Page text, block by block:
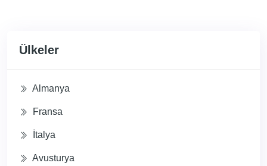
Ülkeler
Almanya
Fransa
İtalya
Avusturya